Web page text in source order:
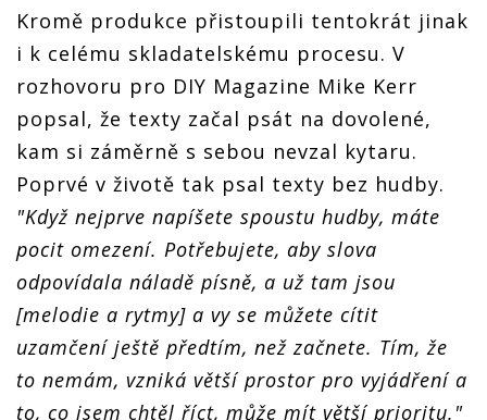
Kromě produkce přistoupili tentokrát jinak
i k celému skladatelskému procesu. V
rozhovoru pro DIY Magazine Mike Kerr
popsal, že texty začal psát na dovolené,
kam si záměrně s sebou nevzal kytaru.
Poprvé v životě tak psal texty bez hudby.
"Když nejprve napíšete spoustu hudby, máte
pocit omezení. Potřebujete, aby slova
odpovídala náladě písně, a už tam jsou
[melodie a rytmy] a vy se můžete cítit
uzamčení ještě předtím, než začnete. Tím, že
to nemám, vzniká větší prostor pro vyjádření a
to, co jsem chtěl říct, může mít větší prioritu."